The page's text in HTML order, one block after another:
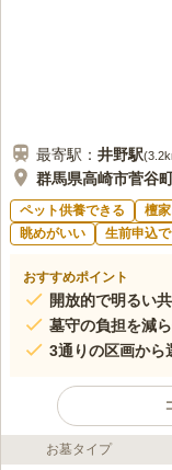
最寄駅： 井野駅(
群馬県高崎市菅谷
ペット供養できる 檀
眺めがいい
生前申込
おすすめポイント
開放的で明るい
墓守の負担を減
3通りの区画から
ライフドット編集部のコ
お墓タイプ